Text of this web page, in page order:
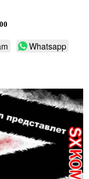
Whatsapp